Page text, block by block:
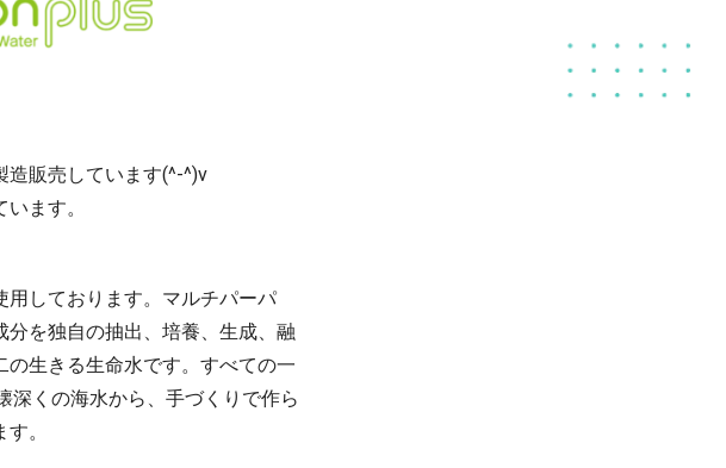
造販売しています(^-^)v
ます。
しております。マルチパーパ
を独自の抽出、培養、生成、融
生きる生命水です。すべての一
深くの海水から、手づくりで作ら
。